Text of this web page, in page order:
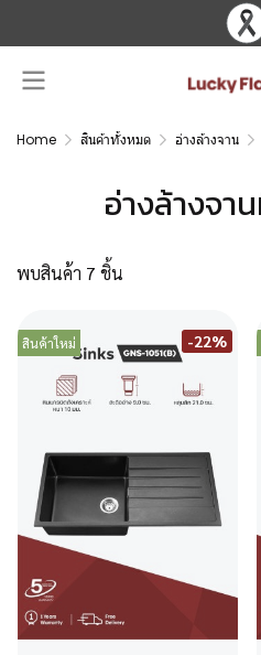
Home สินค้าทั้งหมด อ่างล้างจาน
อ่างล้างจา
พบสินค้า 7 ชิ้น
สินค้าใหม่ -22%